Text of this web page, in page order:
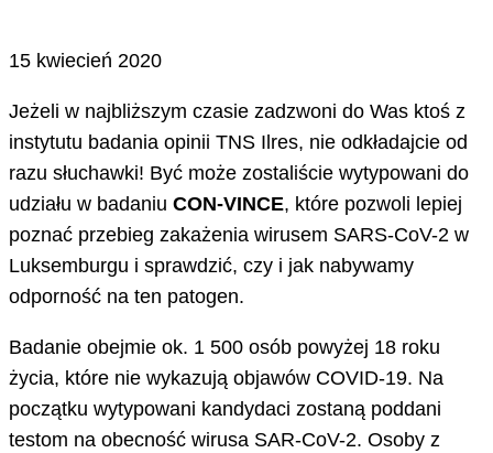
15 kwiecień 2020
Jeżeli w najbliższym czasie zadzwoni do Was ktoś z
instytutu badania opinii TNS Ilres, nie odkładajcie od
razu słuchawki! Być może zostaliście wytypowani do
udziału w badaniu CON-VINCE, które pozwoli lepiej
poznać przebieg zakażenia wirusem SARS-CoV-2 w
Luksemburgu i sprawdzić, czy i jak nabywamy
odporność na ten patogen.
Badanie obejmie ok. 1 500 osób powyżej 18 roku
życia, które nie wykazują objawów COVID-19. Na
początku wytypowani kandydaci zostaną poddani
testom na obecność wirusa SAR-CoV-2. Osoby z